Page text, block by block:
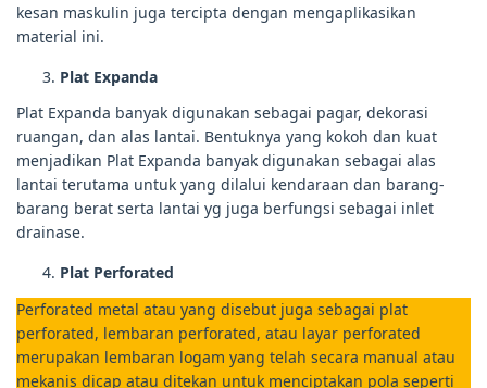
kesan maskulin juga tercipta dengan mengaplikasikan
material ini.
Plat Expanda
Plat Expanda banyak digunakan sebagai pagar, dekorasi
ruangan, dan alas lantai. Bentuknya yang kokoh dan kuat
menjadikan Plat Expanda banyak digunakan sebagai alas
lantai terutama untuk yang dilalui kendaraan dan barang-
barang berat serta lantai yg juga berfungsi sebagai inlet
drainase.
Plat Perforated
Perforated metal atau yang disebut juga sebagai plat
perforated, lembaran perforated, atau layar perforated
merupakan lembaran logam yang telah secara manual atau
mekanis dicap atau ditekan untuk menciptakan pola seperti